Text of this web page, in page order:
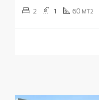
2 1 60MT2